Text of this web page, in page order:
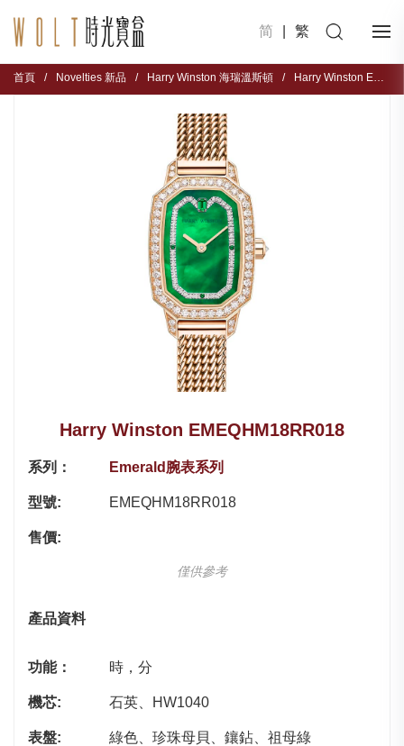
简 繁
首頁 / Novelties 新品 / Harry Winston 海瑞溫斯頓 / Harry Winston EMEQHM18RR018
Harry Winston EMEQHM18RR018
系列： Emerald腕表系列
型號: EMEQHM18RR018
售價:
僅供參考
產品資料
功能： 時，分
機芯: 石英、HW1040
表盤: 綠色、珍珠母貝、鑲鉆、祖母綠